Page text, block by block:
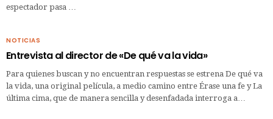
espectador pasa …
NOTICIAS
Entrevista al director de «De qué va la vida»
Para quienes buscan y no encuentran respuestas se estrena De qué va
la vida, una original película, a medio camino entre Érase una fe y La
última cima, que de manera sencilla y desenfadada interroga a…